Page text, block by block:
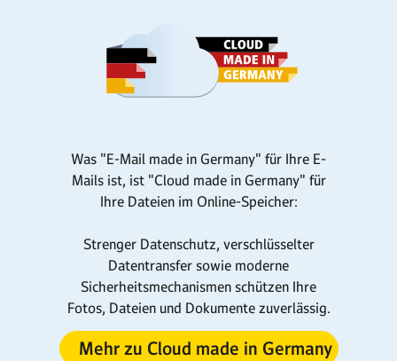
Was "E-Mail made in Germany" für Ihre E-
Mails ist, ist "Cloud made in Germany" für
Ihre Dateien im Online-Speicher:
Strenger Datenschutz, verschlüsselter
Datentransfer sowie moderne
Sicherheitsmechanismen schützen Ihre
Fotos, Dateien und Dokumente zuverlässig.
Mehr zu Cloud made in Germany